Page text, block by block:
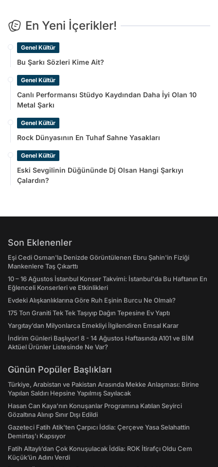
En Yeni İçerikler!
Genel Kültür
Bu Şarkı Sözleri Kime Ait?
Genel Kültür
Canlı Performansı Stüdyo Kaydından Daha İyi Olan 10
Metal Şarkı
Genel Kültür
Rock Dünyasının En Tuhaf Sahne Yasakları
Genel Kültür
Eski Sevgilinin Düğününde Dj Olsan Hangi Şarkıyı
Çalardın?
Son Eklenenler
Eşi Cedi Osman'la Denizde Görüntülenen Ebru Şahin'in Fiziği
Mankenlere Taş Çıkarttı
10 – 16 Ağustos İstanbul Konser Takvimi: İstanbul'da Bu Haftanın En
Eğlenceli Konserleri ve Etkinlikleri
Evdeki Alışkanlıklarına Göre Ruh Eşinin Burcu Ne Olmalı?
175 Ton Graniti Tek Tek Taşıyıp Dağın Tepesine Ev Yaptı
Yargıtay’dan Milyonlarca Emekliyi İlgilendiren Emsal Karar
İndirim Günleri Başlıyor! 8 - 14 Ağustos Haftasında A101 ve BİM
Aktüel Ürünler Listesinde Ne Var?
Günün Popüler Başlıkları
Türkiye, Arabistan ve Pakistan Arasında Mekke Anlaşması: Birine
Yapılan Saldırı Hepsine Yapılmış Sayılacak
Hasan Can Kaya’nın Konuşanlar Programına Katılan Seyirci
Gözaltına Alınıp Sınır Dışı Edildi
Gazeteci Fatih Atik'ten Çarpıcı İddia: Çerçeve Yasa Selahattin
Demirtaş'ı Kapsıyor
Fatih Altaylı’dan Çok Konuşulacak İddia: ROK İtirafçı Oldu Cem
Küçük’ün Adını Verdi